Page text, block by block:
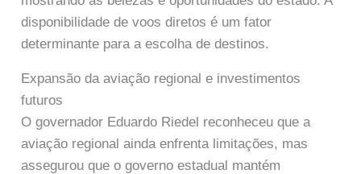
disponibilidade de voos diretos é um fator
determinante para a escolha de destinos.
Expansão da aviação regional e investimentos
futuros
O governador Eduardo Riedel reconheceu que a
aviação regional ainda enfrenta limitações, mas
assegurou que o governo estadual mantém